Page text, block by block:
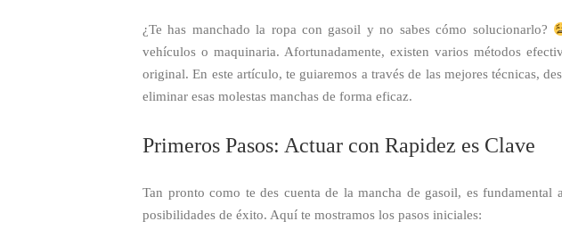
¿Te has manchado la ropa con gasoil y no sabes cómo solucionarlo?
vehículos o maquinaria. Afortunadamente, existen varios métodos
original. En este artículo, te guiaremos a través de las mejores técnicas,
eliminar esas molestas manchas de forma eficaz.
Primeros Pasos: Actuar con Rapidez es Clave
Tan pronto como te des cuenta de la mancha de gasoil, es fundamental
posibilidades de éxito. Aquí te mostramos los pasos iniciales: